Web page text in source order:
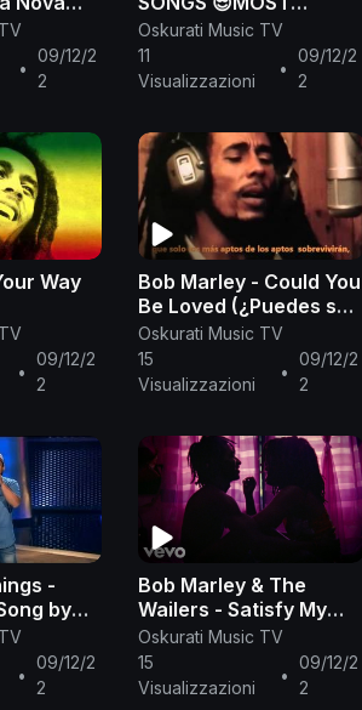
•
09/12/2
2
REQUESTED🎵BOB
MARLEY😘🎶
Oskurati Music TV
11
Visualizzazioni
•
09/12/2
2
Way
•
09/12/2
2
Bob Marley - Could You
Be Loved (¿Puedes ser
amad@?)
Oskurati Music TV
15
Visualizzazioni
•
09/12/2
2
-
by
Voice
4
•
09/12/2
2
Bob Marley & The
Wailers - Satisfy My
Soul
Oskurati Music TV
15
Visualizzazioni
•
09/12/2
2